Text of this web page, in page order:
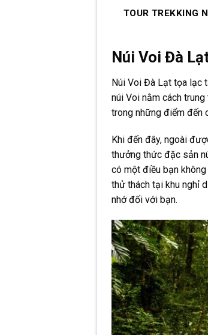
TOUR TREKKING
Núi Voi Đà
Núi Voi Đà Lạt tọa lạc
núi Voi nằm cách
trong những điểm đến
Khi đến đây, ngoài
thưởng thức đặc sản
có một điều bạn
thử thách tại khu nghỉ
nhớ đối với bạn.